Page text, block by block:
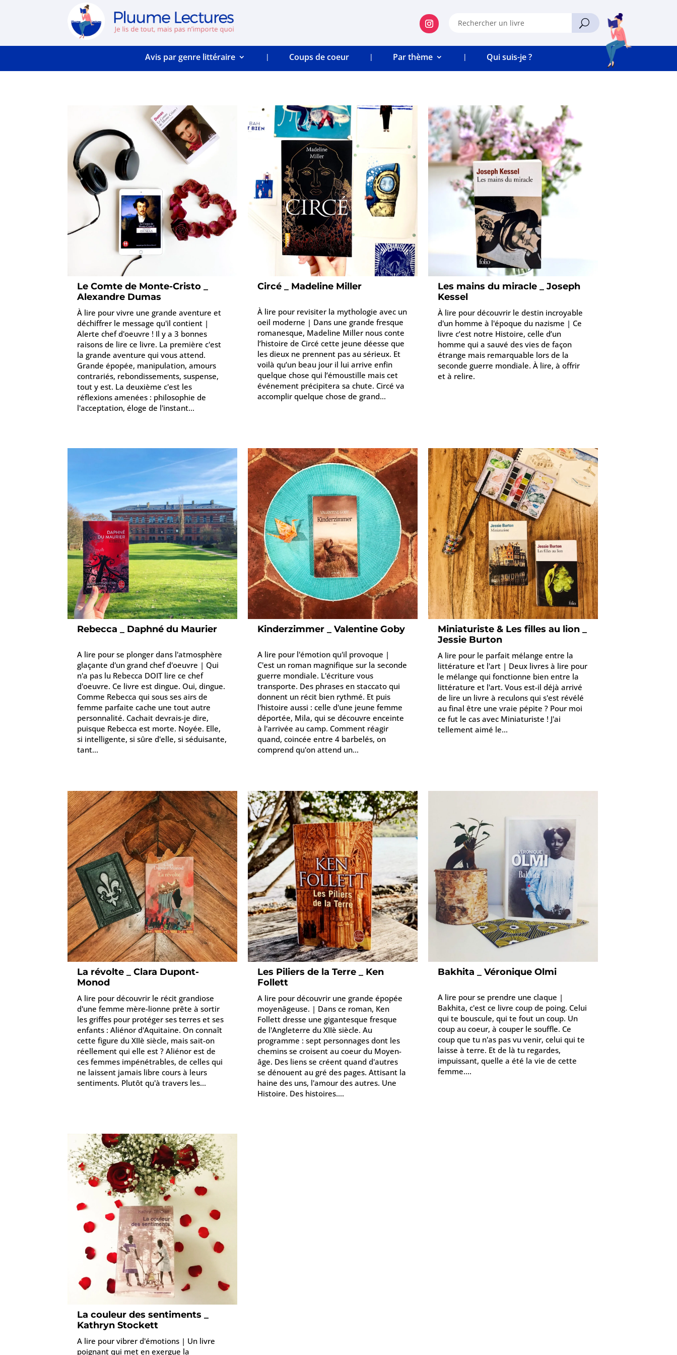
Avis par genre littéraire Coups de coeur Par thème Qui suis-je ?
Le Comte de Monte-Cristo _
Alexandre Dumas
À lire pour vivre une grande aventure et
déchiffrer le message qu'il contient |
Alerte chef d'oeuvre ! Il y a 3 bonnes
raisons de lire ce livre. La première c'est
la grande aventure qui vous attend.
Grande épopée, manipulation, amours
contrariés, rebondissements, suspense,
tout y est. La deuxième c'est les
réflexions amenées : philosophie de
l'acceptation, éloge de l'instant...
Circé _ Madeline Miller
À lire pour revisiter la mythologie avec un
oeil moderne | Dans une grande fresque
romanesque, Madeline Miller nous conte
l’histoire de Circé cette jeune déesse que
les dieux ne prennent pas au sérieux. Et
voilà qu’un beau jour il lui arrive enfin
quelque chose qui l’émoustille mais cet
événement précipitera sa chute. Circé va
accomplir quelque chose de grand...
Les mains du miracle _ Joseph
Kessel
À lire pour découvrir le destin incroyable
d'un homme à l'époque du nazisme | Ce
livre c’est notre Histoire, celle d’un
homme qui a sauvé des vies de façon
étrange mais remarquable lors de la
seconde guerre mondiale. À lire, à offrir
et à relire.
Rebecca _ Daphné du Maurier
A lire pour se plonger dans l'atmosphère
glaçante d'un grand chef d'oeuvre | Qui
n'a pas lu Rebecca DOIT lire ce chef
d'oeuvre. Ce livre est dingue. Oui, dingue.
Comme Rebecca qui sous ses airs de
femme parfaite cache une tout autre
personnalité. Cachait devrais-je dire,
puisque Rebecca est morte. Noyée. Elle,
si intelligente, si sûre d'elle, si séduisante,
tant...
Kinderzimmer _ Valentine Goby
A lire pour l'émotion qu'il provoque |
C'est un roman magnifique sur la seconde
guerre mondiale. L'écriture vous
transporte. Des phrases en staccato qui
donnent un récit bien rythmé. Et puis
l'histoire aussi : celle d'une jeune femme
déportée, Mila, qui se découvre enceinte
à l'arrivée au camp. Comment réagir
quand, coincée entre 4 barbelés, on
comprend qu'on attend un...
Miniaturiste & Les filles au lion _
Jessie Burton
A lire pour le parfait mélange entre la
littérature et l'art | Deux livres à lire pour
le mélange qui fonctionne bien entre la
littérature et l'art. Vous est-il déjà arrivé
de lire un livre à reculons qui s'est révélé
au final être une vraie pépite ? Pour moi
ce fut le cas avec Miniaturiste ! J'ai
tellement aimé le...
La révolte _ Clara Dupont-
Monod
A lire pour découvrir le récit grandiose
d'une femme mère-lionne prête à sortir
les griffes pour protéger ses terres et ses
enfants : Aliénor d'Aquitaine. On connaît
cette figure du XIIè siècle, mais sait-on
réellement qui elle est ? Aliénor est de
ces femmes impénétrables, de celles qui
ne laissent jamais libre cours à leurs
sentiments. Plutôt qu'à travers les...
Les Piliers de la Terre _ Ken
Follett
A lire pour découvrir une grande épopée
moyenâgeuse. | Dans ce roman, Ken
Follett dresse une gigantesque fresque
de l'Angleterre du XIIè siècle. Au
programme : sept personnages dont les
chemins se croisent au coeur du Moyen-
âge. Des liens se créent quand d'autres
se dénouent au gré des pages. Attisant la
haine des uns, l'amour des autres. Une
Histoire. Des histoires....
Bakhita _ Véronique Olmi
A lire pour se prendre une claque |
Bakhita, c'est ce livre coup de poing. Celui
qui te bouscule, qui te fout un coup. Un
coup au coeur, à couper le souffle. Ce
coup que tu n'as pas vu venir, celui qui te
laisse à terre. Et de là tu regardes,
impuissant, quelle a été la vie de cette
femme....
La couleur des sentiments _
Kathryn Stockett
A lire pour vibrer d'émotions | Un livre
poignant qui met en exergue la